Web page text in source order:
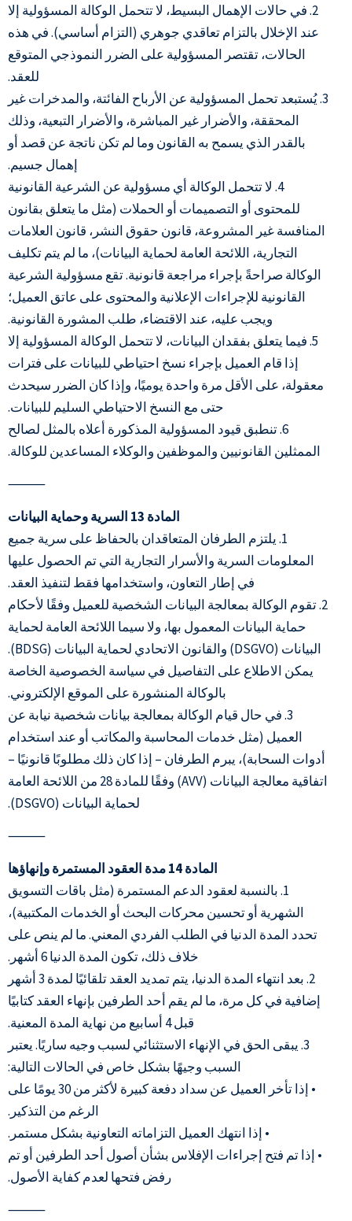
2. في حالات الإهمال البسيط، لا تتحمل الوكالة المسؤولية إلا
عند الإخلال بالتزام تعاقدي جوهري (التزام أساسي). في هذه
الحالات، تقتصر المسؤولية على الضرر النموذجي المتوقع
للعقد.
3. يُستبعد تحمل المسؤولية عن الأرباح الفائتة، والمدخرات غير
المحققة، والأضرار غير المباشرة، والأضرار التبعية، وذلك
بالقدر الذي يسمح به القانون وما لم تكن ناتجة عن قصد أو
إهمال جسيم.
4. لا تتحمل الوكالة أي مسؤولية عن الشرعية القانونية
للمحتوى أو التصميمات أو الحملات (مثل ما يتعلق بقانون
المنافسة غير المشروعة، قانون حقوق النشر، قانون العلامات
التجارية، اللائحة العامة لحماية البيانات)، ما لم يتم تكليف
الوكالة صراحةً بإجراء مراجعة قانونية. تقع مسؤولية الشرعية
القانونية للإجراءات الإعلانية والمحتوى على عاتق العميل؛
ويجب عليه، عند الاقتضاء، طلب المشورة القانونية.
5. فيما يتعلق بفقدان البيانات، لا تتحمل الوكالة المسؤولية إلا
إذا قام العميل بإجراء نسخ احتياطي للبيانات على فترات
معقولة، على الأقل مرة واحدة يوميًا، وإذا كان الضرر سيحدث
حتى مع النسخ الاحتياطي السليم للبيانات.
6. تنطبق قيود المسؤولية المذكورة أعلاه بالمثل لصالح
الممثلين القانونيين والموظفين والوكلاء المساعدين للوكالة.
⸻
المادة 13 السرية وحماية البيانات
1. يلتزم الطرفان المتعاقدان بالحفاظ على سرية جميع
المعلومات السرية والأسرار التجارية التي تم الحصول عليها
في إطار التعاون، واستخدامها فقط لتنفيذ العقد.
2. تقوم الوكالة بمعالجة البيانات الشخصية للعميل وفقًا لأحكام
حماية البيانات المعمول بها، ولا سيما اللائحة العامة لحماية
البيانات (DSGVO) والقانون الاتحادي لحماية البيانات (BDSG).
يمكن الاطلاع على التفاصيل في سياسة الخصوصية الخاصة
بالوكالة المنشورة على الموقع الإلكتروني.
3. في حال قيام الوكالة بمعالجة بيانات شخصية نيابة عن
العميل (مثل خدمات المحاسبة والمكاتب أو عند استخدام
أدوات السحابة)، يبرم الطرفان – إذا كان ذلك مطلوبًا قانونيًا –
اتفاقية معالجة البيانات (AVV) وفقًا للمادة 28 من اللائحة العامة
لحماية البيانات (DSGVO).
⸻
المادة 14 مدة العقود المستمرة وإنهاؤها
1. بالنسبة لعقود الدعم المستمرة (مثل باقات التسويق
الشهرية أو تحسين محركات البحث أو الخدمات المكتبية)،
تحدد المدة الدنيا في الطلب الفردي المعني. ما لم ينص على
خلاف ذلك، تكون المدة الدنيا 6 أشهر.
2. بعد انتهاء المدة الدنيا، يتم تمديد العقد تلقائيًا لمدة 3 أشهر
إضافية في كل مرة، ما لم يقم أحد الطرفين بإنهاء العقد كتابيًا
قبل 4 أسابيع من نهاية المدة المعنية.
3. يبقى الحق في الإنهاء الاستثنائي لسبب وجيه ساريًا. يعتبر
السبب وجيهًا بشكل خاص في الحالات التالية:
• إذا تأخر العميل عن سداد دفعة كبيرة لأكثر من 30 يومًا على
الرغم من التذكير.
• إذا انتهك العميل التزاماته التعاونية بشكل مستمر.
• إذا تم فتح إجراءات الإفلاس بشأن أصول أحد الطرفين أو تم
رفض فتحها لعدم كفاية الأصول.
⸻